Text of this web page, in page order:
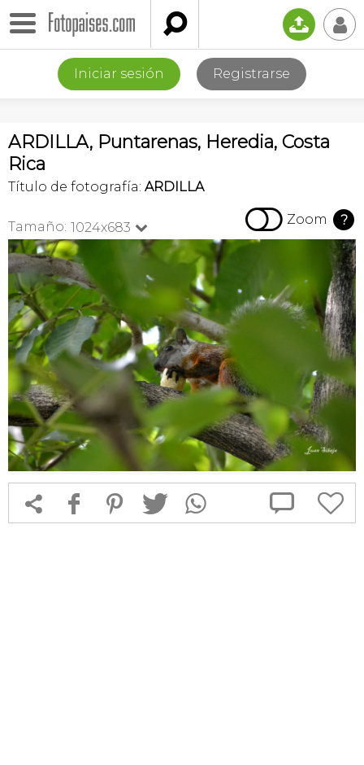
 📤 👤
Iniciar sesión Registrarse
ARDILLA, Puntarenas, Heredia, Costa
Rica
Título de fotografía: ARDILLA
Tamaño: 1024x683   Zoom ?
 f 1 T  